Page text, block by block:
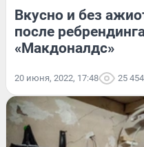
Вкусно и без
после
«Макдоналдс»
20 июня, 2022, 17:48 25 454